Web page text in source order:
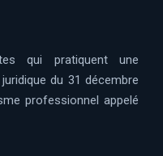
qui pratiquent une
du 31 décembre
professionnel appelé